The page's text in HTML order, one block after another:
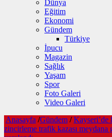
Dünya
Eğitim
Ekonomi
Gündem
Türkiye
İpucu
Magazin
Sağlık
Yaşam
Spor
Foto Galeri
Video Galeri
Anasayfa /Gündem / Kayseri’de
zincirleme trafik kazası meydana